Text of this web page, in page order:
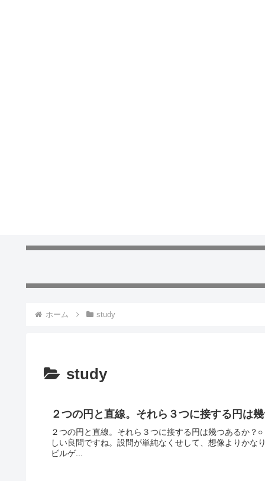
ホーム study
study
２つの円と直線。それら３つに接する円は
２つの円と直線。それら３つに接する円は幾つあるか
しい良問ですね。設問が単純なくせして、想像よりか
ビルゲ...